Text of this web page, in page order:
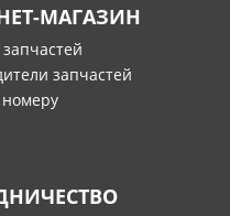
МАГАЗИН
запчастей